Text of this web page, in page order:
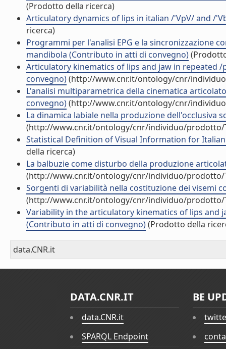
(Prodotto della ricerca)
Articulatory dynamics of lips in italian /'VpV/ and /
ricerca)
Programmi per l'analisi EPG e la sincronizzazione
mandibola (Contributo in atti di convegno)
Articulatory kinematics of lips and jaw in repeated
convegno)(http://www.cnr.it/ontology/cnr/
L'analisi multiparametrica della cinematica
convegno)(http://www.cnr.it/ontology/cnr/
La dinamica labiale nella produzione dell'occlusiva
(http://www.cnr.it/ontology/cnr/individuo/prodotto/
Statistical Definition of Visual Information for
della ricerca)
La balbuzie come disturbo della produzione
(http://www.cnr.it/ontology/cnr/individuo/prodotto/
Sorgenti di variabilità nella costituzione dei visemi
(http://www.cnr.it/ontology/cnr/individuo/prodotto/
Variability in the articulatory kinematics of lips and
(Contributo in atti di convegno)(Prodotto della
data.CNR.it
DATA.CNR.IT
data.CNR.it
SPARQL Endpoint
BE